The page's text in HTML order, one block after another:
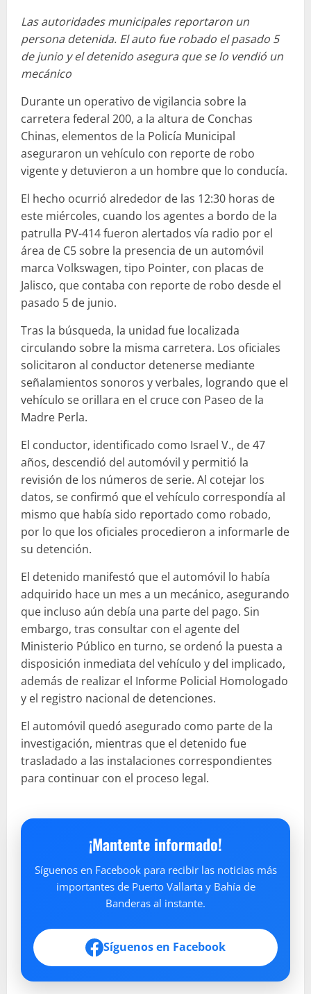
Las autoridades municipales reportaron un
persona detenida. El auto fue robado el pasado 5
de junio y el detenido asegura que se lo vendió un
mecánico
Durante un operativo de vigilancia sobre la
carretera federal 200, a la altura de Conchas
Chinas, elementos de la Policía Municipal
aseguraron un vehículo con reporte de robo
vigente y detuvieron a un hombre que lo conducía.
El hecho ocurrió alrededor de las 12:30 horas de
este miércoles, cuando los agentes a bordo de la
patrulla PV-414 fueron alertados vía radio por el
área de C5 sobre la presencia de un automóvil
marca Volkswagen, tipo Pointer, con placas de
Jalisco, que contaba con reporte de robo desde el
pasado 5 de junio.
Tras la búsqueda, la unidad fue localizada
circulando sobre la misma carretera. Los oficiales
solicitaron al conductor detenerse mediante
señalamientos sonoros y verbales, logrando que el
vehículo se orillara en el cruce con Paseo de la
Madre Perla.
El conductor, identificado como Israel V., de 47
años, descendió del automóvil y permitió la
revisión de los números de serie. Al cotejar los
datos, se confirmó que el vehículo correspondía al
mismo que había sido reportado como robado,
por lo que los oficiales procedieron a informarle de
su detención.
El detenido manifestó que el automóvil lo había
adquirido hace un mes a un mecánico, asegurando
que incluso aún debía una parte del pago. Sin
embargo, tras consultar con el agente del
Ministerio Público en turno, se ordenó la puesta a
disposición inmediata del vehículo y del implicado,
además de realizar el Informe Policial Homologado
y el registro nacional de detenciones.
El automóvil quedó asegurado como parte de la
investigación, mientras que el detenido fue
trasladado a las instalaciones correspondientes
para continuar con el proceso legal.
¡Mantente informado!
Síguenos en Facebook para recibir las noticias más
importantes de Puerto Vallarta y Bahía de
Banderas al instante.
Síguenos en Facebook